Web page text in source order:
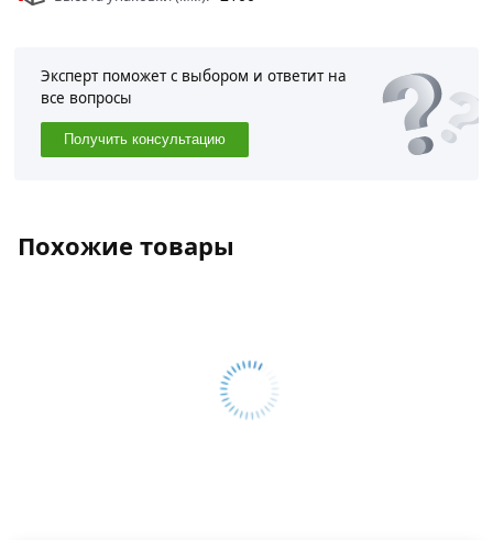
Эксперт поможет с выбором и ответит на
все вопросы
Получить консультацию
Похожие товары